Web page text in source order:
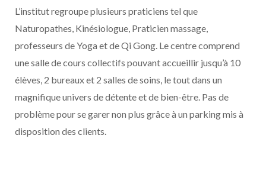
L’institut regroupe plusieurs praticiens tel que
Naturopathes, Kinésiologue, Praticien massage,
professeurs de Yoga et de Qi Gong. Le centre comprend
une salle de cours collectifs pouvant accueillir jusqu’à 10
élèves, 2 bureaux et 2 salles de soins, le tout dans un
magnifique univers de détente et de bien-être. Pas de
problème pour se garer non plus grâce à un parking mis à
disposition des clients.